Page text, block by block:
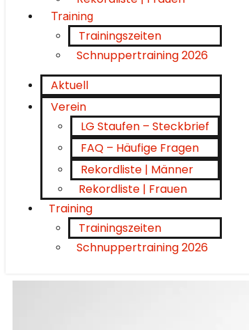
Training
Trainingszeiten
Schnuppertraining 2026
Aktuell
Verein
LG Staufen – Steckbrief
FAQ – Häufige Fragen
Rekordliste | Männer
Rekordliste | Frauen
Training
Trainingszeiten
Schnuppertraining 2026